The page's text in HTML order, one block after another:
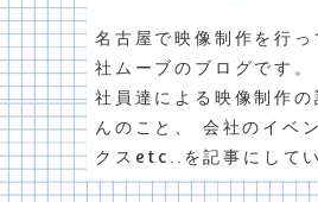
名古屋で映像制作を行っ
社ムーブのブログです
社員達による映像制作の
んのこと、 会社のイベ
クスetc..を記事にして